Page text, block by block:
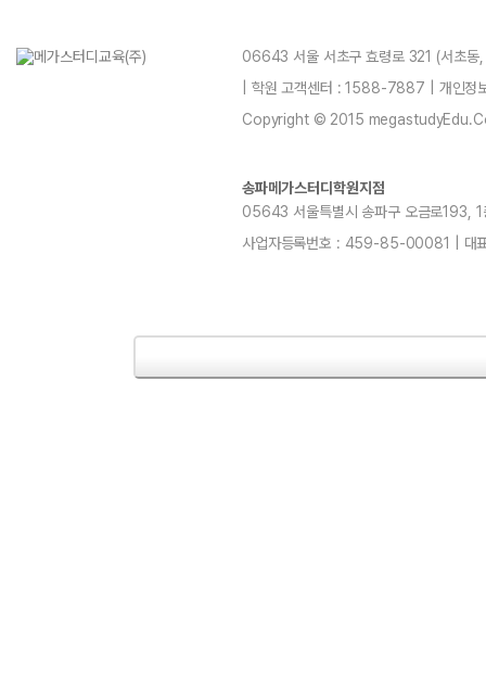
06643 서울 서초구 효령로 321 (서초
| 학원 고객센터 : 1588-7887 | 개인
Copyright © 2015
송파메가스터디학원지점
05643 서울특별시 송파구 오금로
사업자등록번호 : 459-85-00081 | 대